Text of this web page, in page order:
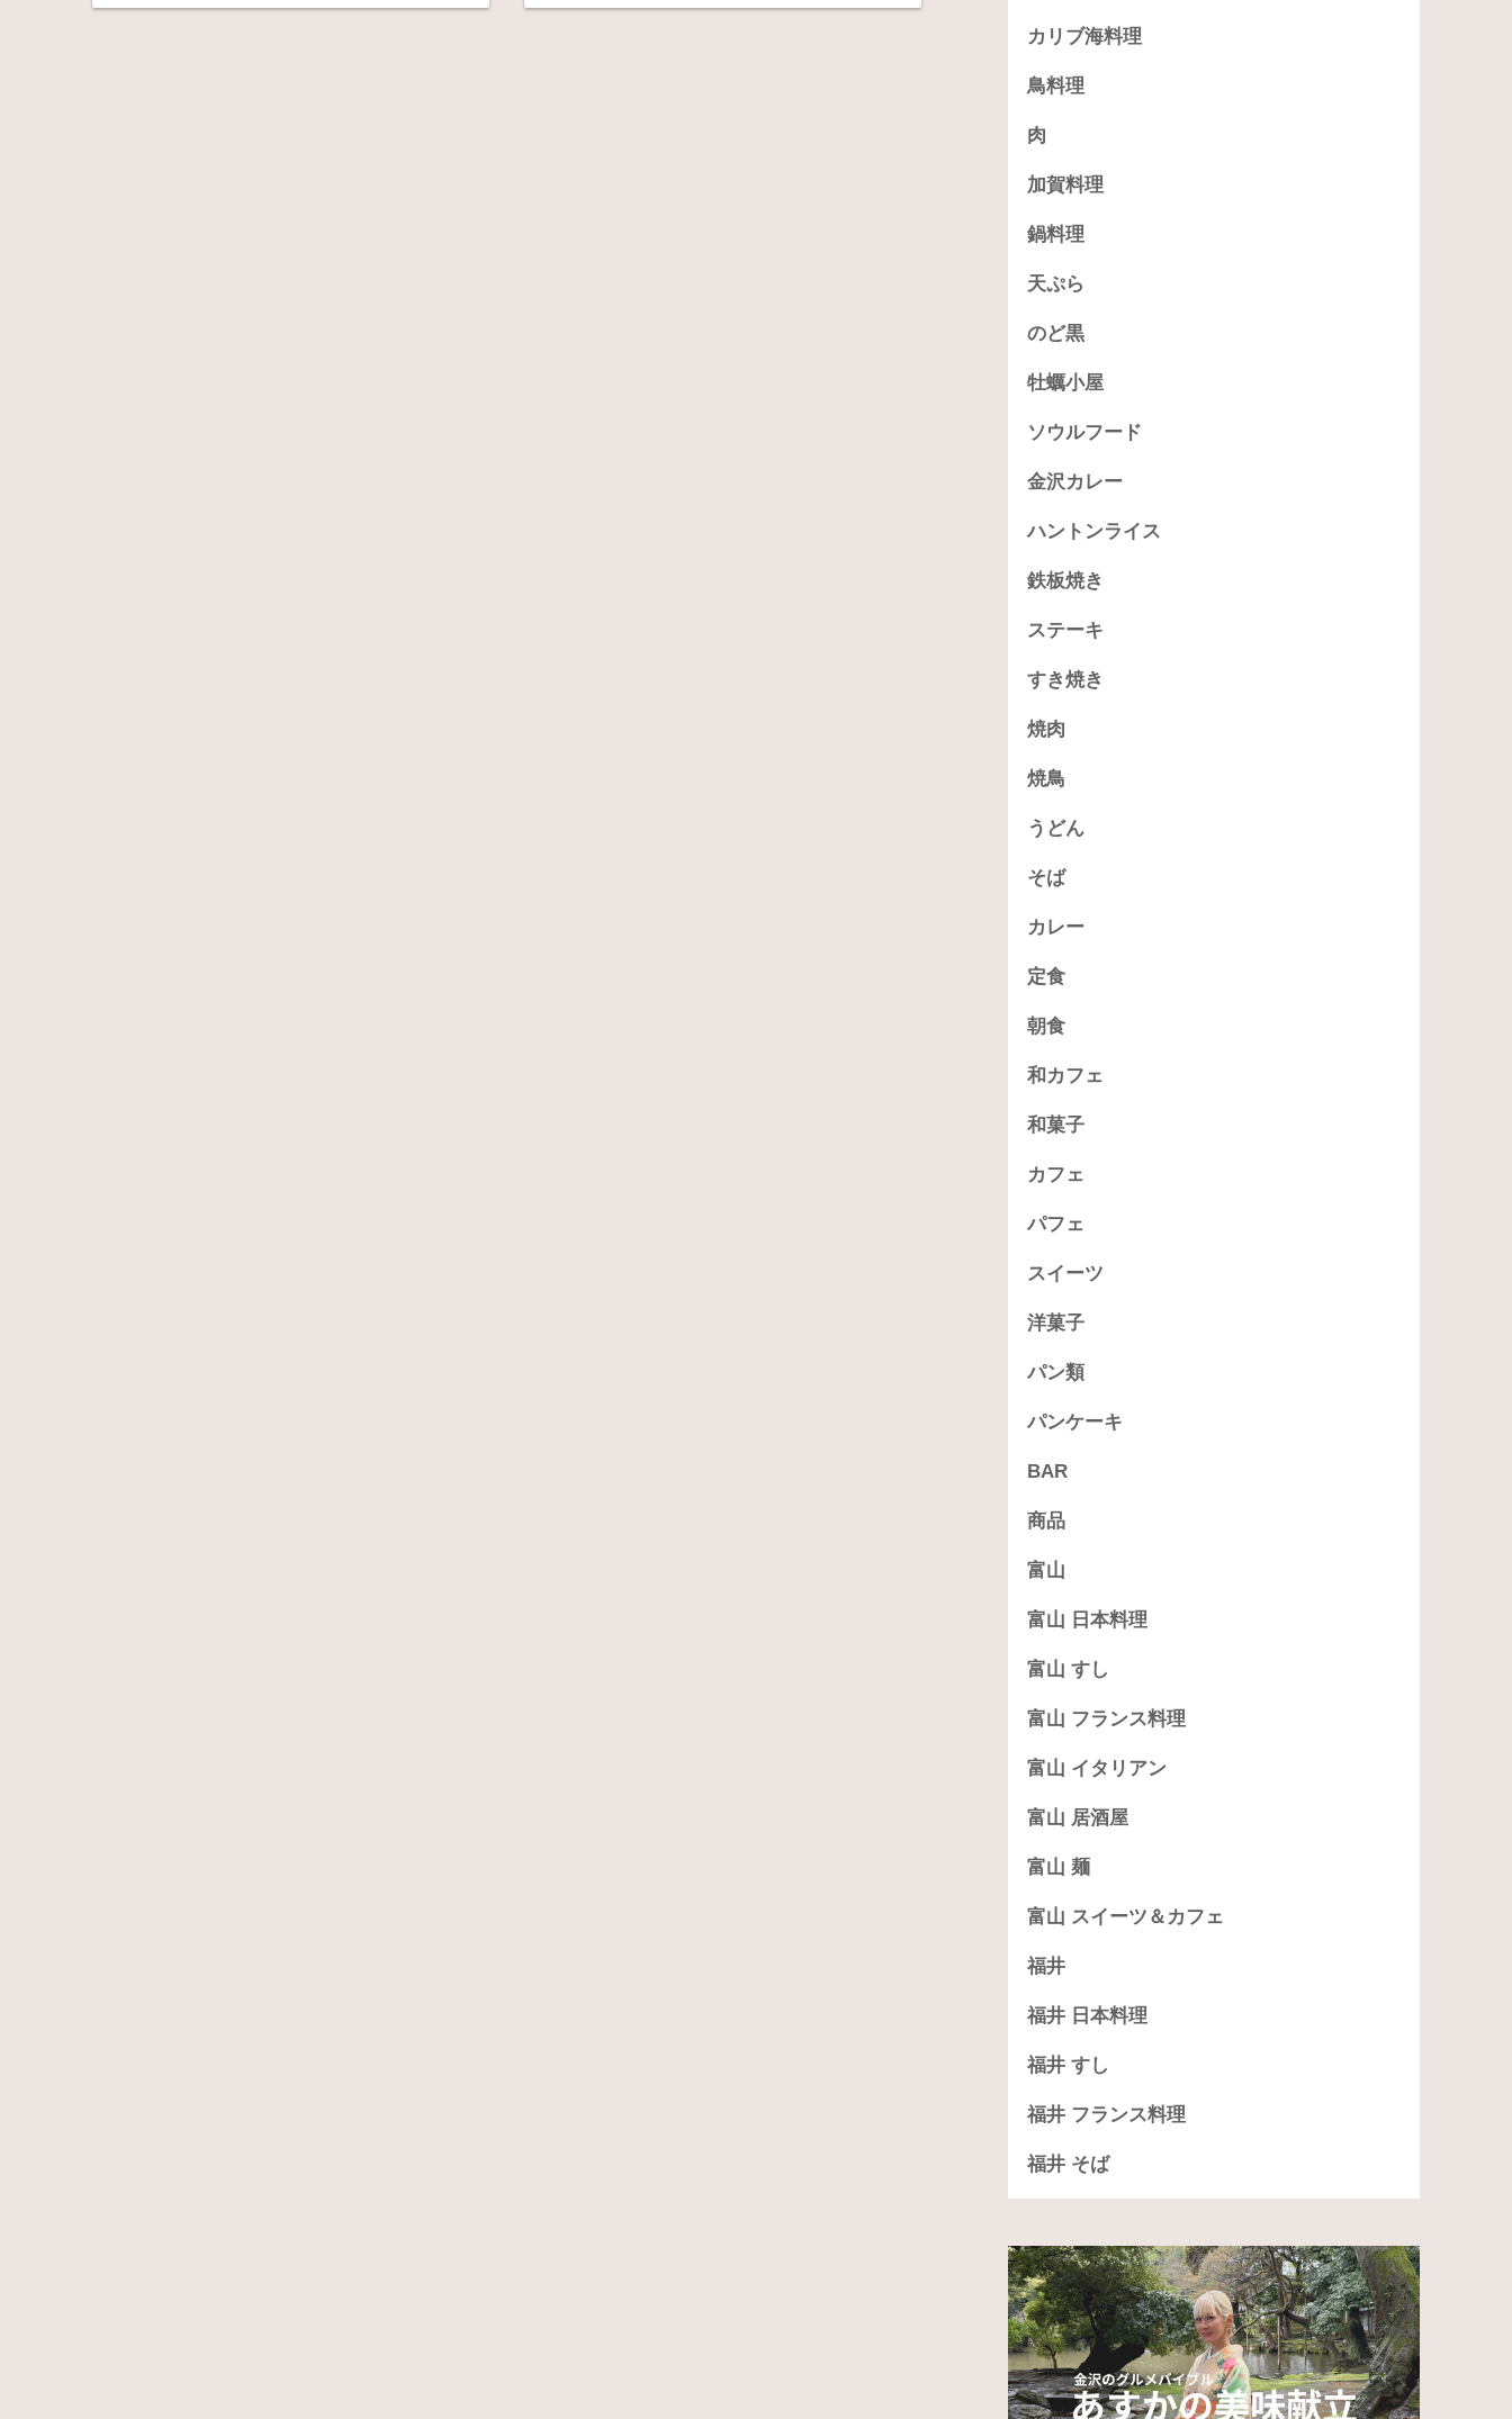
カリブ海料理
鳥料理
肉
加賀料理
鍋料理
天ぷら
のど黒
牡蠣小屋
ソウルフード
金沢カレー
ハントンライス
鉄板焼き
ステーキ
すき焼き
焼肉
焼鳥
うどん
そば
カレー
定食
朝食
和カフェ
和菓子
カフェ
パフェ
スイーツ
洋菓子
パン類
パンケーキ
BAR
商品
富山
富山 日本料理
富山 すし
富山 フランス料理
富山 イタリアン
富山 居酒屋
富山 麺
富山 スイーツ＆カフェ
福井
福井 日本料理
福井 すし
福井 フランス料理
福井 そば